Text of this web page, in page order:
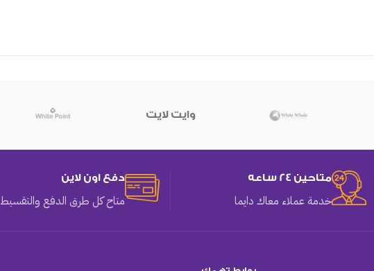
وايت لايت
متاحين 24 ساعه
خدمة عملاء معاك دايما
دفع اون لاين
متاح كل طرق الدفع والتقسيط